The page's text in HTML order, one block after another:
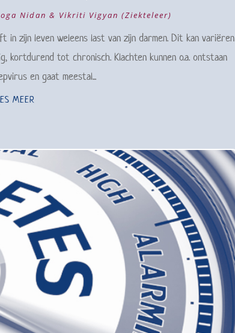
Nidan & Vikriti Vigyan (Ziekteleer)
in zijn leven weleens last van zijn darmen. Dit kan variëren
kortdurend tot chronisch. Klachten kunnen o.a. ontstaan
en gaat meestal...
MEER